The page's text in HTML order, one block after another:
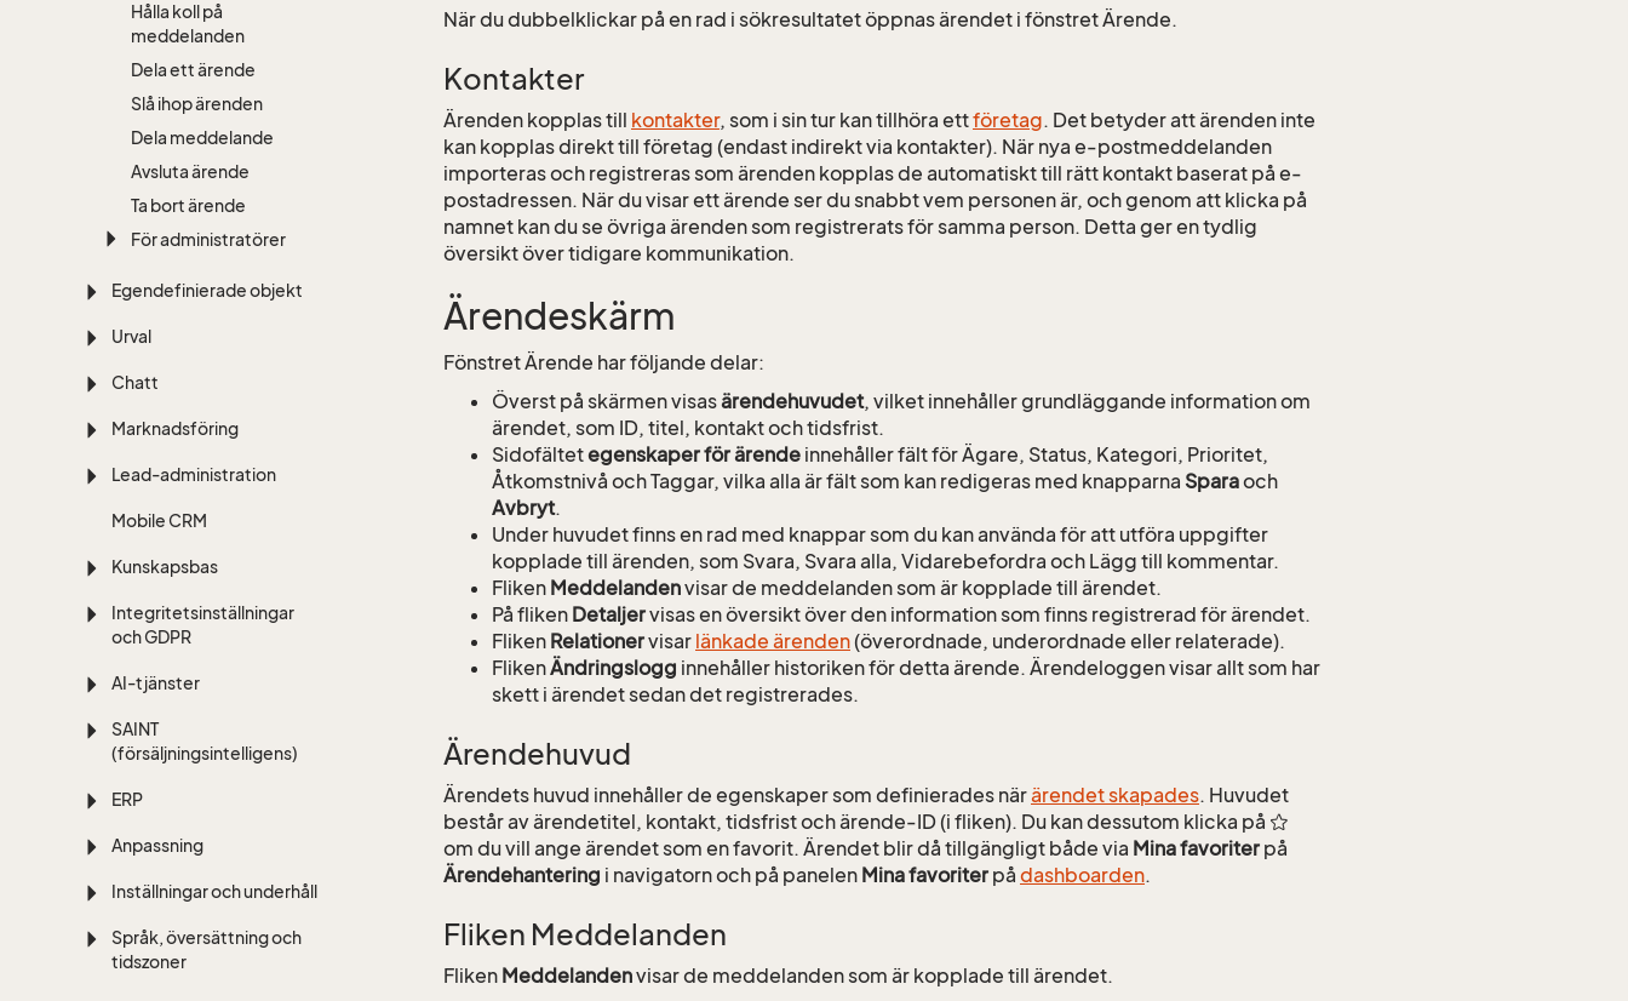
Hålla koll på
meddelanden
Dela ett ärende
Slå ihop ärenden
Dela meddelande
Avsluta ärende
Ta bort ärende
För administratörer
Egendefinierade objekt
Urval
Chatt
Marknadsföring
Lead-administration
Mobile CRM
Kunskapsbas
Integritetsinställningar
och GDPR
AI-tjänster
SAINT
(försäljningsintelligens)
ERP
Anpassning
Inställningar och underhåll
Språk, översättning och
tidszoner
När du dubbelklickar på en rad i sökresultatet öppnas ärendet i fönstret Ärende.
Kontakter
Ärenden kopplas till kontakter, som i sin tur kan tillhöra ettföretag. Det betyder att ärenden inte
kan kopplas direkt till företag (endast indirekt via kontakter). När nya e-postmeddelanden
importeras och registreras som ärenden kopplas de automatiskt till rätt kontakt baserat på e-
postadressen. När du visar ett ärende ser du snabbt vem personen är, och genom att klicka på
namnet kan du se övriga ärenden som registrerats för samma person. Detta ger en tydlig
översikt över tidigare kommunikation.
Ärendeskärm
Fönstret Ärende har följande delar:
Överst på skärmen visasärendehuvudet, vilket innehåller grundläggande information om
ärendet, som ID, titel, kontakt och tidsfrist.
Sidofältetegenskaper för ärende innehåller fält för Ägare, Status, Kategori, Prioritet,
Åtkomstnivå och Taggar, vilka alla är fält som kan redigeras med knapparna Sparaoch
Avbryt.
Under huvudet finns en rad med knappar som du kan använda för att utföra uppgifter
kopplade till ärenden, som Svara, Svara alla, Vidarebefordra och Lägg till kommentar.
Fliken Meddelandenvisar de meddelanden som är kopplade till ärendet.
På fliken Detaljervisas en översikt över den information som finns registrerad för ärendet.
Fliken Relationervisar länkade ärenden(överordnade, underordnade eller relaterade).
FlikenÄndringslogg innehåller historiken för detta ärende. Ärendeloggen visar allt som har
skett i ärendet sedan det registrerades.
Ärendehuvud
Ärendets huvud innehåller de egenskaper som definierades närärendet skapades. Huvudet
består av ärendetitel, kontakt, tidsfrist och ärende-ID (i fliken). Du kan dessutom klicka på
om du vill ange ärendet som en favorit. Ärendet blir då tillgängligt både via Mina favoriter på
Ärendehantering i navigatorn och på panelen Mina favoriter på dashboarden.
Fliken Meddelanden
Fliken Meddelandenvisar de meddelanden som är kopplade till ärendet.